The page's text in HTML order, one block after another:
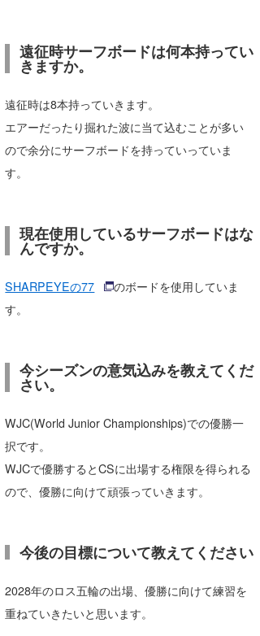
遠征時サーフボードは何本持ってい
きますか。
遠征時は8本持っていきます。
エアーだったり掘れた波に当て込むことが多い
ので余分にサーフボードを持っていっていま
す。
現在使用しているサーフボードはな
んですか。
SHARPEYEの77
のボードを使用していま
す。
今シーズンの意気込みを教えてくだ
さい。
WJC(World Junior Championships)での優勝一
択です。
WJCで優勝するとCSに出場する権限を得られる
ので、優勝に向けて頑張っていきます。
今後の目標について教えてください
2028年のロス五輪の出場、優勝に向けて練習を
重ねていきたいと思います。